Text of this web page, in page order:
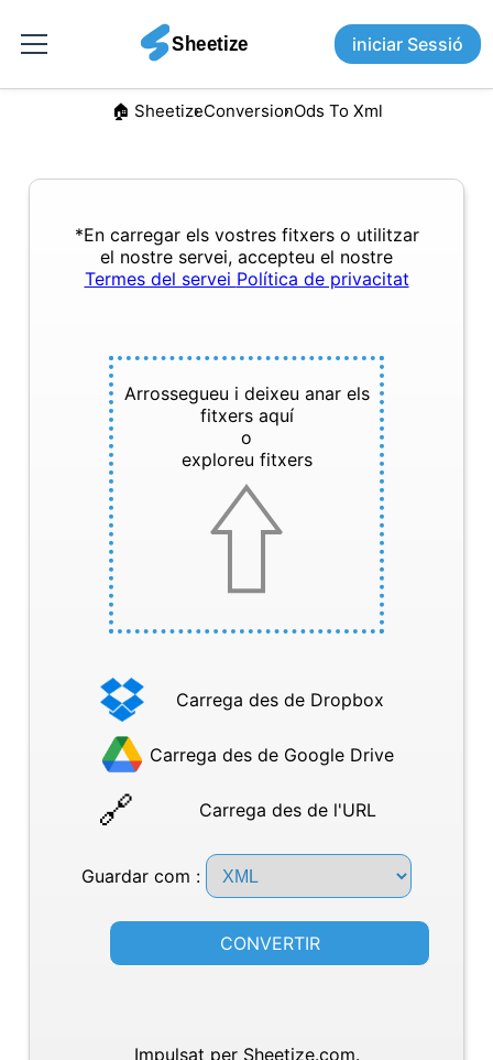
iniciar Sessió
🏠︎ SheetizeConversionOds To Xml
*En carregar els vostres fitxers o utilitzar
el nostre servei, accepteu el nostre
Termes del servei Política de privacitat
Arrossegueu i deixeu anar els
fitxers aquí
o
exploreu fitxers
Carrega des de Dropbox
Carrega des de Google Drive
Carrega des de l'URL
Guardar com :
CONVERTIR
Impulsat per Sheetize.com.